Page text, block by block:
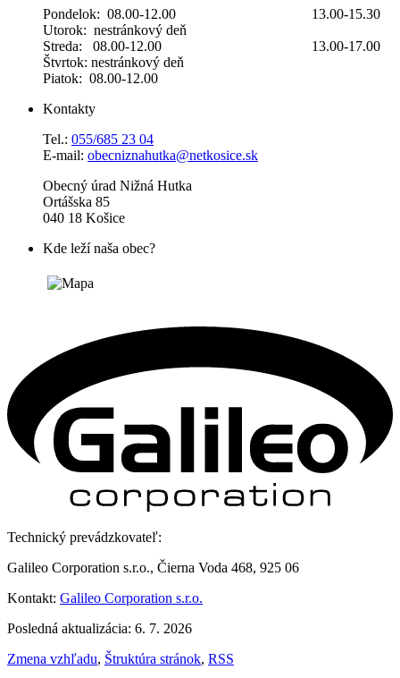
Pondelok: 08.00-12.00 13.00-15.30
Utorok: nestránkový deň
Streda: 08.00-12.00 13.00-17.00
Štvrtok: nestránkový deň
Piatok: 08.00-12.00
Kontakty
Tel.: 055/685 23 04
E-mail: obecniznahutka@netkosice.sk
Obecný úrad Nižná Hutka
Ortášska 85
040 18 Košice
Kde leží naša obec?
Technický prevádzkovateľ:
Galileo Corporation s.r.o., Čierna Voda 468, 925 06
Kontakt: Galileo Corporation s.r.o.
Posledná aktualizácia: 6. 7. 2026
Zmena vzhľadu, Štruktúra stránok, RSS